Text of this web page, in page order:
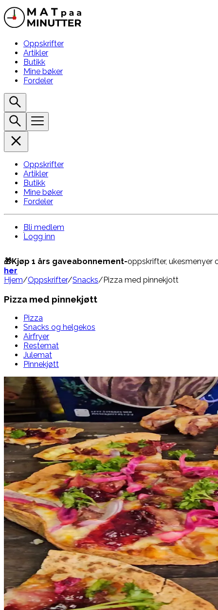
Oppskrifter
Artikler
Butikk
Mine bøker
Fordeler
Oppskrifter
Artikler
Butikk
Mine bøker
Fordeler
Bli medlem
Logg inn
🎁Kjøp 1 års gaveabonnement-oppskrifter,
her
Hjem/Oppskrifter/Snacks/Pizza med pinnekjott
Pizza med pinnekjøtt
Pizza
Snacks og helgekos
Airfryer
Restemat
Julemat
Pinnekjøtt